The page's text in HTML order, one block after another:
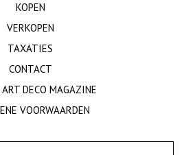
KOPEN
VERKOPEN
TAXATIES
CONTACT
DECO MAGAZINE
VOORWAARDEN